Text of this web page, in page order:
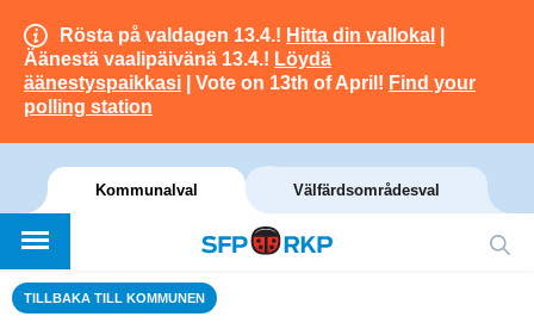
Rösta på valdagen 13.4.! Hitta din vallokal
Äänestä vaalipäivänä 13.4.! Löydä
äänestyspaikkasi | Vote on 13th of April! Find your
polling station
Kommunalval Välfärdsområdesval
TILLBAKA TILL KOMMUNEN